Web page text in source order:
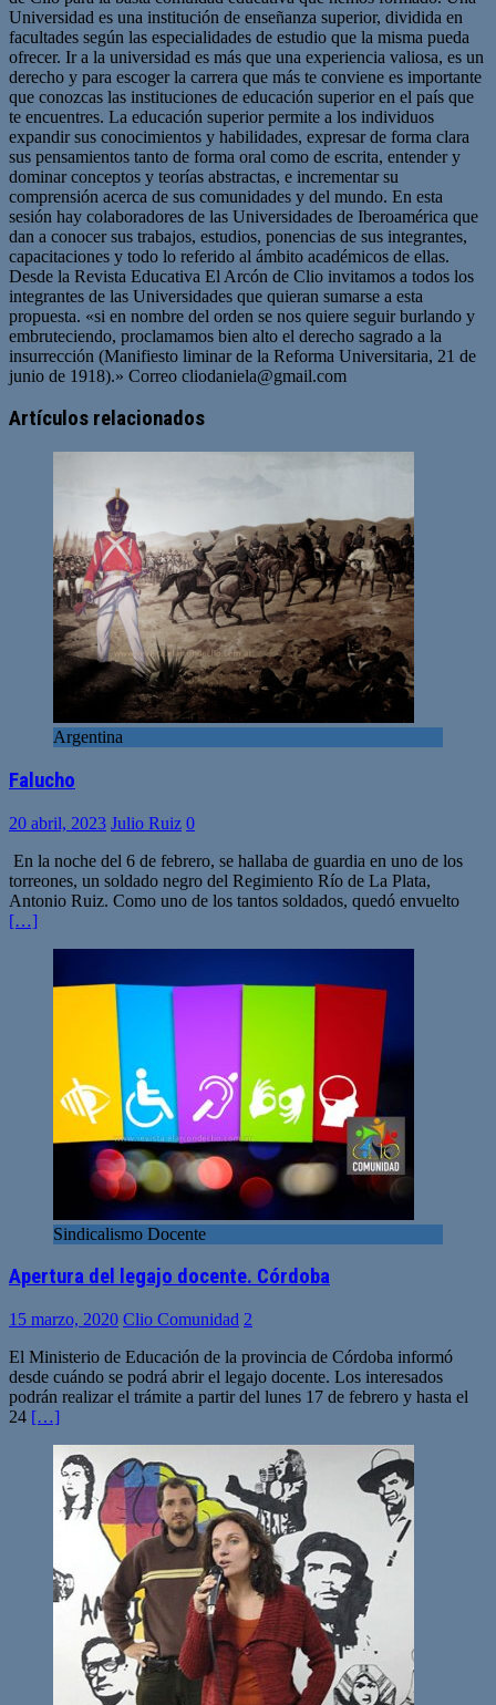
Universidad es una institución de enseñanza superior, dividida en
facultades según las especialidades de estudio que la misma pueda
ofrecer. Ir a la universidad es más que una experiencia valiosa, es un
derecho y para escoger la carrera que más te conviene es importante
que conozcas las instituciones de educación superior en el país que
te encuentres. La educación superior permite a los individuos
expandir sus conocimientos y habilidades, expresar de forma clara
sus pensamientos tanto de forma oral como de escrita, entender y
dominar conceptos y teorías abstractas, e incrementar su
comprensión acerca de sus comunidades y del mundo. En esta
sesión hay colaboradores de las Universidades de Iberoamérica que
dan a conocer sus trabajos, estudios, ponencias de sus integrantes,
capacitaciones y todo lo referido al ámbito académicos de ellas.
Desde la Revista Educativa El Arcón de Clio invitamos a todos los
integrantes de las Universidades que quieran sumarse a esta
propuesta. «si en nombre del orden se nos quiere seguir burlando y
embruteciendo, proclamamos bien alto el derecho sagrado a la
insurrección (Manifiesto liminar de la Reforma Universitaria, 21 de
junio de 1918).» Correo cliodaniela@gmail.com
Artículos relacionados
Argentina
Falucho
20 abril, 2023 Julio Ruiz 0
En la noche del 6 de febrero, se hallaba de guardia en uno de los
torreones, un soldado negro del Regimiento Río de La Plata,
Antonio Ruiz. Como uno de los tantos soldados, quedó envuelto
[…]
Sindicalismo Docente
Apertura del legajo docente. Córdoba
15 marzo, 2020 Clio Comunidad 2
El Ministerio de Educación de la provincia de Córdoba informó
desde cuándo se podrá abrir el legajo docente. Los interesados
podrán realizar el trámite a partir del lunes 17 de febrero y hasta el
24 […]